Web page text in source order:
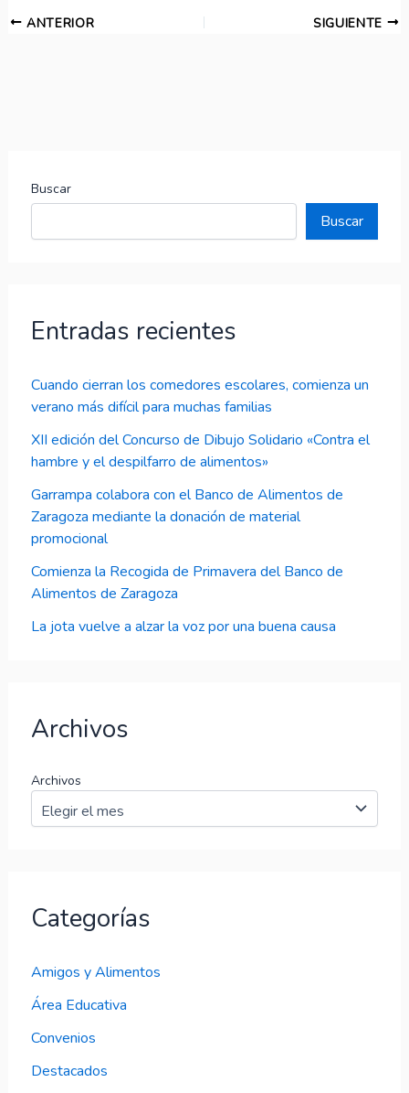
ANTERIOR SIGUIENTE
Buscar
Buscar
Entradas recientes
Cuando cierran los comedores escolares, comienza un
verano más difícil para muchas familias
XII edición del Concurso de Dibujo Solidario «Contra el
hambre y el despilfarro de alimentos»
Garrampa colabora con el Banco de Alimentos de
Zaragoza mediante la donación de material
promocional
Comienza la Recogida de Primavera del Banco de
Alimentos de Zaragoza
La jota vuelve a alzar la voz por una buena causa
Archivos
Archivos
Categorías
Amigos y Alimentos
Área Educativa
Convenios
Destacados